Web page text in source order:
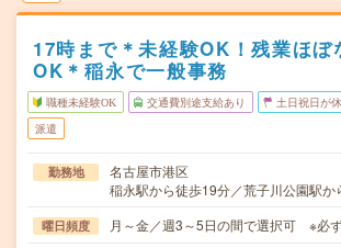
17時まで＊未経験OK！残業ほ
OK＊稲永で一般事務
職種未経験OK 交通費別途支給あり 土日祝日が
派遣
勤務地
名古屋市港区
稲永駅から徒歩19分／荒子川公園駅か
曜日頻度 月～金／週3～5日の間で選択可 ※必